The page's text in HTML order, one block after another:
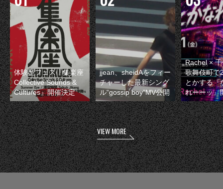
体験型フェス『集楽座
Collective Sounds &
Cultures』開催決定
jjean、sheidAをフィー
チャーした最新シング
ル“gossip boy”MV公開
Rachel ×
歌舞伎町で
とかする『
れーーッ』
VIEW MORE